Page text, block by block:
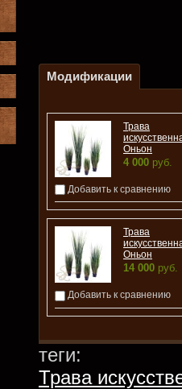
Модификации
Трава
Оньон
4 000 руб.
Добавить к сравнению
Трава
Оньон
14 000 руб.
Добавить к сравнению
теги:
Трава